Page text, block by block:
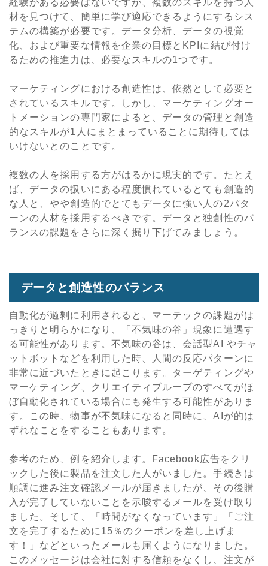
材を見つけて、簡単に学び適応できるようにするシス
テムの構築が必要です。データ分析、データの視覚
化、および重要な情報を企業の目標とKPIに結び付け
るための推進力は、必要なスキルの1つです。
マーケティングにおける創造性は、依然として必要と
されているスキルです。しかし、マーケティングオー
トメーションの専門家によると、データの管理と創造
的なスキルが1人にまとまっていることに期待しては
いけないとのことです。
複数の人を採用する方がはるかに現実的です。たとえ
ば、データの扱いにある程度慣れているとても創造的
な人と、やや創造的でとてもデータに強い人の2パタ
ーンの人材を採用するべきです。データと独創性のバ
ランスの課題をさらに深く掘り下げてみましょう。
データと創造性のバランス
自動化が過剰に利用されると、マーテックの課題がは
っきりと明らかになり、「不気味の谷」現象に遭遇す
る可能性があります。不気味の谷は、会話型AI やチャ
ットボットなどを利用した時、人間の反応パターンに
非常に近づいたときに起こります。ターゲティングや
マーケティング、クリエイティブループのすべてがほ
ぼ自動化されている場合にも発生する可能性がありま
す。この時、物事が不気味になると同時に、AIが的は
ずれなことをすることもあります。
参考のため、例を紹介します。Facebook広告をクリ
ックした後に製品を注文した人がいました。手続きは
順調に進み注文確認メールが届きましたが、その後購
入が完了していないことを示唆するメールを受け取り
ました。そして、「時間がなくなっています」「ご注
文を完了するために15％のクーポンを差し上げま
す！」などといったメールも届くようになりました。
このメッセージは会社に対する信頼をなくし、注文が